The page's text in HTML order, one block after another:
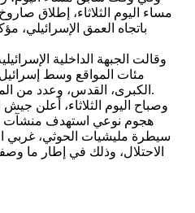
مساء اليوم الثلاثاء، إطلاق
باتجاه العمق الإسرائيلي،
وقالت الجبهة الداخلية
مئات المواقع وسط
الكبرى، القدس، وعدد من المستوطنات في الضفة الغربية.
وصباح اليوم الثلاثاء، أعلن جيش
هجوم نوعي استهدف منشآت
سيطرة مليشيات الحوثي، غربي
الاحتلال، وذلك في إطار ما